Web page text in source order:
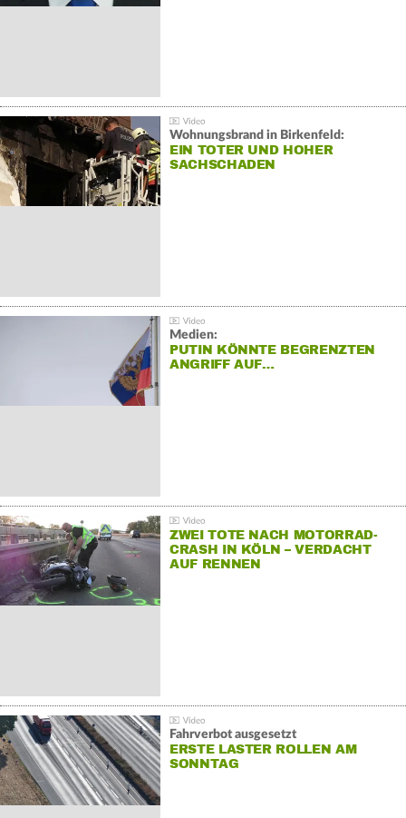
Wohnungsbrand in Birkenfeld:
EIN TOTER UND HOHER
SACHSCHADEN
Medien:
PUTIN KÖNNTE BEGRENZTEN
ANGRIFF AUF…
ZWEI TOTE NACH MOTORRAD-
CRASH IN KÖLN – VERDACHT
AUF RENNEN
Fahrverbot ausgesetzt
ERSTE LASTER ROLLEN AM
SONNTAG